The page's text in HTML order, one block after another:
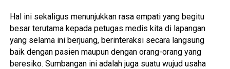
Hal ini sekaligus menunjukkan rasa empati yang begitu
besar terutama kepada petugas medis kita di lapangan
yang selama ini berjuang, berinteraksi secara langsung
baik dengan pasien maupun dengan orang-orang yang
beresiko. Sumbangan ini adalah juga suatu wujud usaha